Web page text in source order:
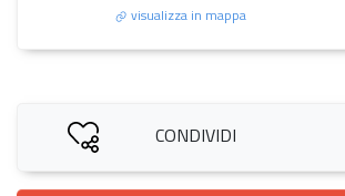
visualizza in mappa
CONDIVIDI